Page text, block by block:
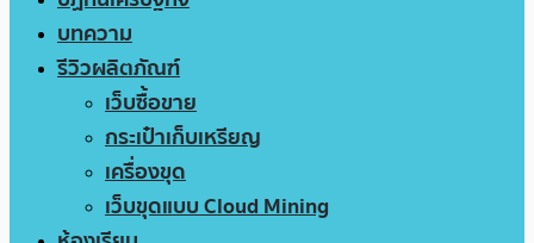
บทความ
รีวิวผลิตภัณฑ์
เว็บซื้อขาย
กระเป๋าเก็บเหรียญ
เครื่องขุด
เว็บขุดแบบ Cloud Mining